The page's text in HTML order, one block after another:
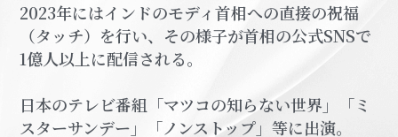
2023年にはインドのモディ首相への直接の祝福
（タッチ）を行い、その様子が首相の公式SNSで
1億人以上に配信される。
日本のテレビ番組「マツコの知らない世界」「ミ
スターサンデー」「ノンストップ」等に出演。